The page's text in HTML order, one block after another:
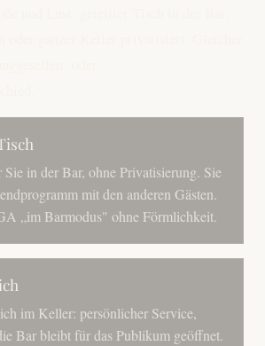
in der Bar, ohne Privatisierung. Sie
mit den anderen Gästen.
„im Barmodus" ohne Förmlichkeit.
im Keller: persönlicher Service,
Bar bleibt für das Publikum geöffnet.